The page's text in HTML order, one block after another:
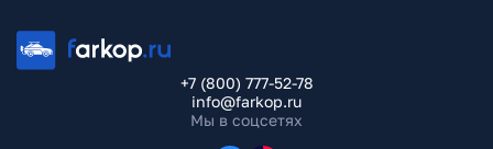
+7 (800) 777-52-78
info@farkop.ru
Мы в соцсетях